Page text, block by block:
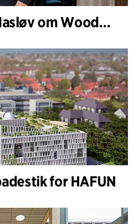
Q&A: Thue Borgen Hasløv om WoodHub
for HAFUN